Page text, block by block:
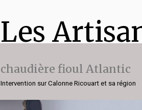
Les
chaudière fioul Atlantic
Intervention sur Calonne Ricouart et sa région